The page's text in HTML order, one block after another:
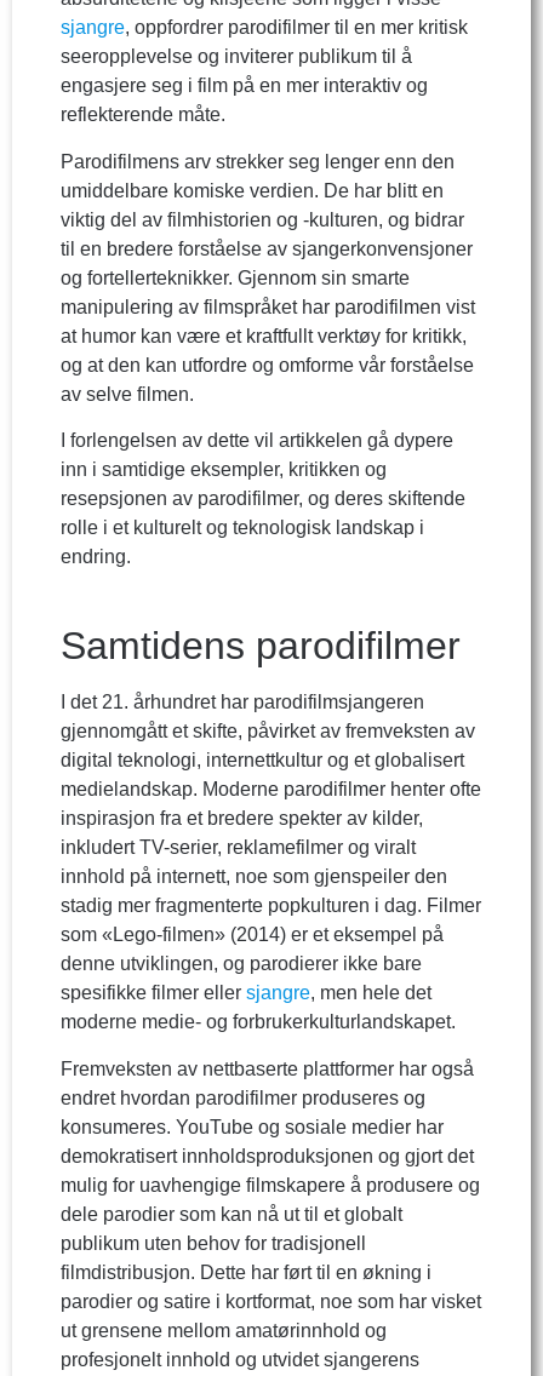
sjangre, oppfordrer parodifilmer til en mer kritisk
seeropplevelse og inviterer publikum til å
engasjere seg i film på en mer interaktiv og
reflekterende måte.
Parodifilmens arv strekker seg lenger enn den
umiddelbare komiske verdien. De har blitt en
viktig del av filmhistorien og -kulturen, og bidrar
til en bredere forståelse av sjangerkonvensjoner
og fortellerteknikker. Gjennom sin smarte
manipulering av filmspråket har parodifilmen vist
at humor kan være et kraftfullt verktøy for kritikk,
og at den kan utfordre og omforme vår forståelse
av selve filmen.
I forlengelsen av dette vil artikkelen gå dypere
inn i samtidige eksempler, kritikken og
resepsjonen av parodifilmer, og deres skiftende
rolle i et kulturelt og teknologisk landskap i
endring.
Samtidens parodifilmer
I det 21. århundret har parodifilmsjangeren
gjennomgått et skifte, påvirket av fremveksten av
digital teknologi, internettkultur og et globalisert
medielandskap. Moderne parodifilmer henter ofte
inspirasjon fra et bredere spekter av kilder,
inkludert TV-serier, reklamefilmer og viralt
innhold på internett, noe som gjenspeiler den
stadig mer fragmenterte popkulturen i dag. Filmer
som «Lego-filmen» (2014) er et eksempel på
denne utviklingen, og parodierer ikke bare
spesifikke filmer eller sjangre, men hele det
moderne medie- og forbrukerkulturlandskapet.
Fremveksten av nettbaserte plattformer har også
endret hvordan parodifilmer produseres og
konsumeres. YouTube og sosiale medier har
demokratisert innholdsproduksjonen og gjort det
mulig for uavhengige filmskapere å produsere og
dele parodier som kan nå ut til et globalt
publikum uten behov for tradisjonell
filmdistribusjon. Dette har ført til en økning i
parodier og satire i kortformat, noe som har visket
ut grensene mellom amatørinnhold og
profesjonelt innhold og utvidet sjangerens